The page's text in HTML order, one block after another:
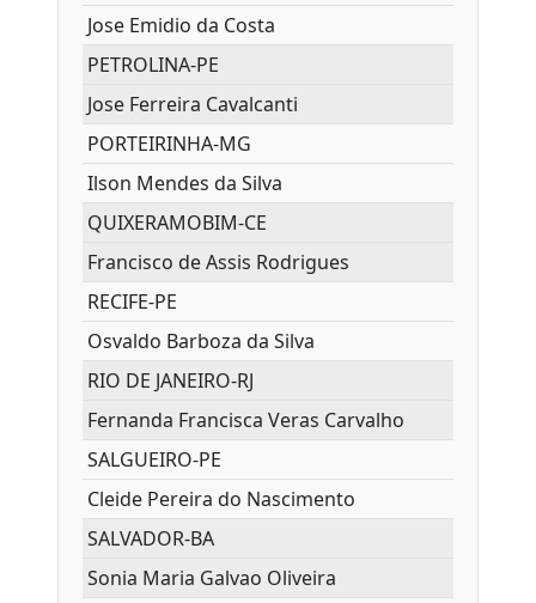
Jose Emidio da Costa
PETROLINA-PE
Jose Ferreira Cavalcanti
PORTEIRINHA-MG
Ilson Mendes da Silva
QUIXERAMOBIM-CE
Francisco de Assis Rodrigues
RECIFE-PE
Osvaldo Barboza da Silva
RIO DE JANEIRO-RJ
Fernanda Francisca Veras Carvalho
SALGUEIRO-PE
Cleide Pereira do Nascimento
SALVADOR-BA
Sonia Maria Galvao Oliveira